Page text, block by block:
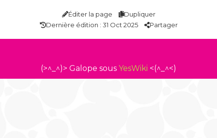
Éditer la page
Dupliquer
Dernière édition : 31 Oct 2025
Partager
(>^_^)> Galope sous YesWiki <(^_^<)